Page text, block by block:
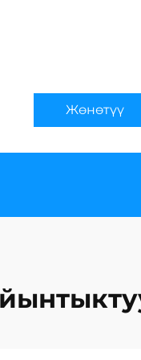
Жөнөтүү